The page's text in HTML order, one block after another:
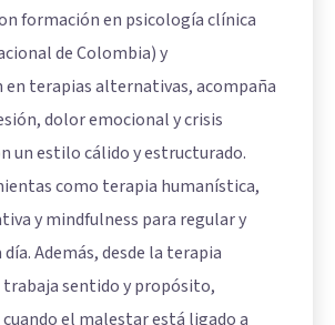
formación en psicología clínica
de Colombia) y
en terapias alternativas, acompaña
dolor emocional y crisis
un estilo cálido y estructurado.
como terapia humanística,
y mindfulness para regular y
Además, desde la terapia
sentido y propósito,
el malestar está ligado a